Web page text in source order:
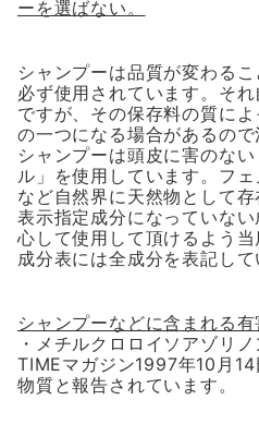
ーを選ばない。
シャンプーは品質が変わる
必ず使用されています。そ
ですが、その保存料の質に
の一つになる場合があるの
シャンプーは頭皮に害のな
ル」を使用しています。フ
など自然界に天然物として
表示指定成分になっていな
心して使用して頂けるよう
成分表には全成分を表記して
シャンプーなどに含まれる
・メチルクロロイソアゾリノ
TIMEマガジン1997年10月
物質と報告されています。